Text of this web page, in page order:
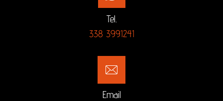
Tel.
338 3991241
Email